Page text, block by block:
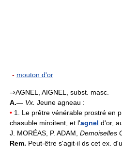
- mouton d'or
⇒AGNEL, AIGNEL, subst. masc.
A.— Vx. Jeune agneau :
• 1. Le prêtre vénérable prostré en
chasuble miroitent, et l'agnel d'or,
J. MORÉAS, P. ADAM, Demoiselles
Rem. Peut-être s'agit-il ds cet ex.